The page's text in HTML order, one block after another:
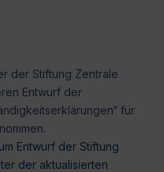
der Stiftung Zentrale
Entwurf der
für
Entwurf der Stiftung
der aktualisierten